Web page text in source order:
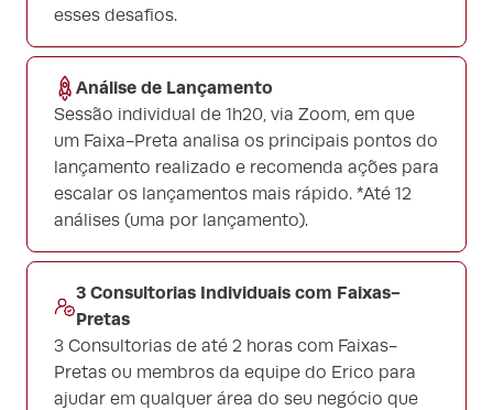
esses desafios.
Análise de Lançamento
Sessão individual de 1h20, via Zoom, em que
um Faixa-Preta analisa os principais pontos do
lançamento realizado e recomenda ações para
escalar os lançamentos mais rápido. *Até 12
análises (uma por lançamento).
3 Consultorias Individuais com Faixas-
Pretas
3 Consultorias de até 2 horas com Faixas-
Pretas ou membros da equipe do Erico para
ajudar em qualquer área do seu negócio que